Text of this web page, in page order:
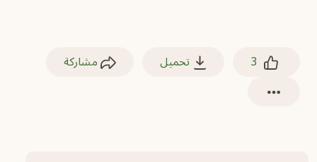
3 تحميل مشاركة